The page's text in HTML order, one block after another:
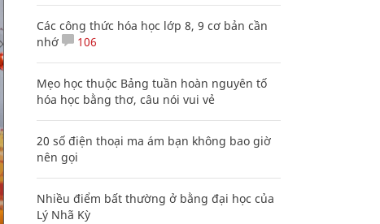
Các công thức hóa học lớp 8, 9 cơ bản cần
nhớ
106
Mẹo học thuộc Bảng tuần hoàn nguyên tố
hóa học bằng thơ, câu nói vui vẻ
20 số điện thoại ma ám bạn không bao giờ
nên gọi
Nhiều điểm bất thường ở bằng đại học của
Lý Nhã Kỳ